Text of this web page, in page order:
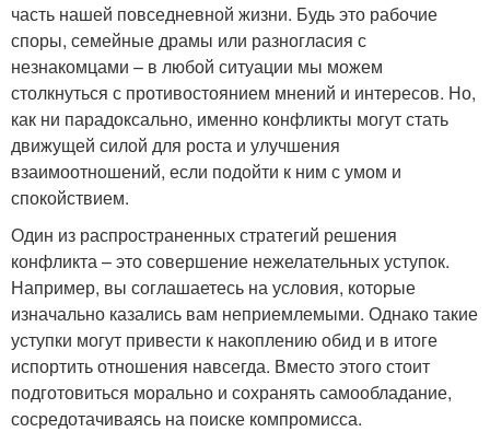
часть нашей повседневной жизни. Будь это рабочие
споры, семейные драмы или разногласия с
незнакомцами – в любой ситуации мы можем
столкнуться с противостоянием мнений и интересов. Но,
как ни парадоксально, именно конфликты могут стать
движущей силой для роста и улучшения
взаимоотношений, если подойти к ним с умом и
спокойствием.
Один из распространенных стратегий решения
конфликта – это совершение нежелательных уступок.
Например, вы соглашаетесь на условия, которые
изначально казались вам неприемлемыми. Однако такие
уступки могут привести к накоплению обид и в итоге
испортить отношения навсегда. Вместо этого стоит
подготовиться морально и сохранять самообладание,
сосредотачиваясь на поиске компромисса.